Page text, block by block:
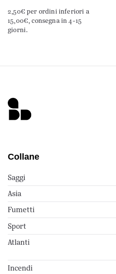
2,50€ per ordini inferiori a
15,00€, consegna in 4-15
giorni.
Collane
Saggi
Asia
Fumetti
Sport
Atlanti
Incendi